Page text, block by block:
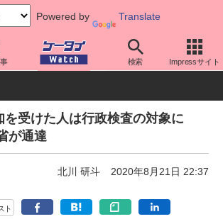
Powered by Translate
検索 Impressサイト
動向 災害・防災
を受けた人は行政検査の対象に
が通達
北川 研斗 2020年8月21日 22:37
ト